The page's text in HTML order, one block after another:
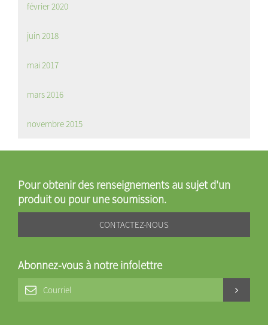
février 2020
juin 2018
mai 2017
mars 2016
novembre 2015
Pour obtenir des renseignements au sujet d'un
produit ou pour une soumission.
CONTACTEZ-NOUS
Abonnez-vous à notre infolettre